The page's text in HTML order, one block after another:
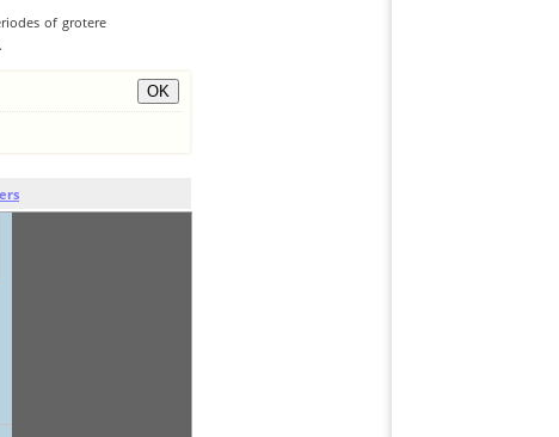
of grotere